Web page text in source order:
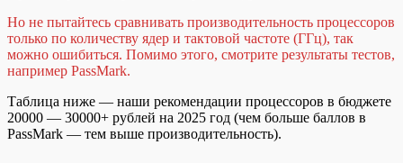
Но не пытайтесь сравнивать производительность процессоров
только по количеству ядер и тактовой частоте (ГГц), так
можно ошибиться. Помимо этого, смотрите результаты тестов,
например PassMark.
Таблица ниже — наши рекомендации процессоров в бюджете
20000 — 30000+ рублей на 2025 год (чем больше баллов в
PassMark — тем выше производительность).